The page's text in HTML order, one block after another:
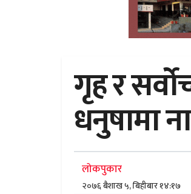
गृह र
धनुषामा
लोकपुकार
२०७६ बैशाख ५, बिहीबार १४:१७